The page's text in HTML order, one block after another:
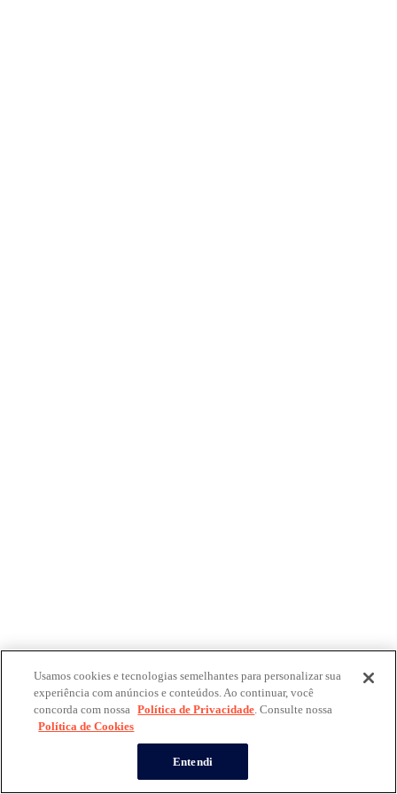
Usamos cookies e tecnologias semelhantes para personalizar sua
experiência com anúncios e conteúdos. Ao continuar, você
concorda com nossa Política de Privacidade. Consulte nossa
Política de Cookies
Entendi